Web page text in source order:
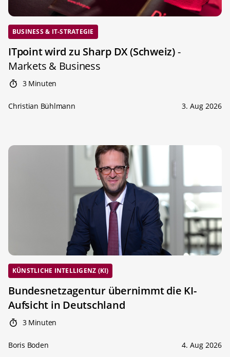
BUSINESS & IT-STRATEGIE
ITpoint wird zu Sharp DX (Schweiz)-
Markets & Business
3 Minuten
Christian Bühlmann 3. Aug 2026
KÜNSTLICHE INTELLIGENZ (KI)
Bundesnetzagentur übernimmt die KI-
Aufsicht in Deutschland
3 Minuten
Boris Boden 4. Aug 2026